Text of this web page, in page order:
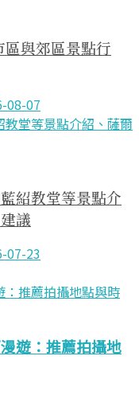
區與郊區景點行
08-07
紹教堂等景點介
議
07-23
遊：推薦拍攝地